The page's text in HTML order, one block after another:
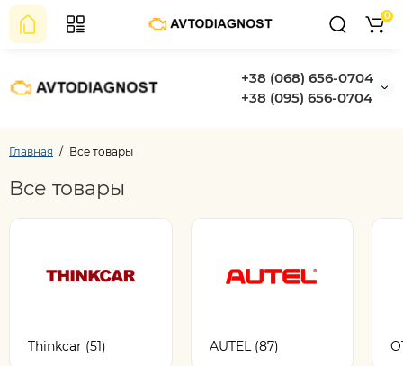
+38 (068) 656-0704
+38 (095) 656-0704
0
Главная Все товары
Все товары
Thinkcar (51) AUTEL (87)